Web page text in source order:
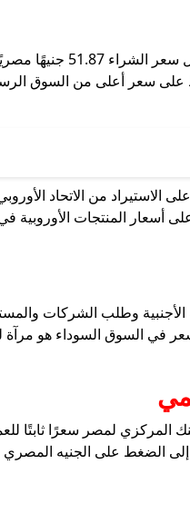
على سعر أعلى من السوق
من الاتحاد
أسعار المنتجات الأوروبية
وطلب الشركات
في السوق السوداء هو
لمصر سعرًا ثابتًا
الضغط على الجنيه المصري